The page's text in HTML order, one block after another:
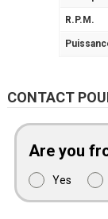
R.P.M.
CONTACT
Are you
Yes